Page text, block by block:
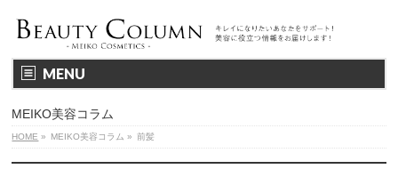
MENU
MEIKO美容コラム
HOME » MEIKO美容コラム » 前髪